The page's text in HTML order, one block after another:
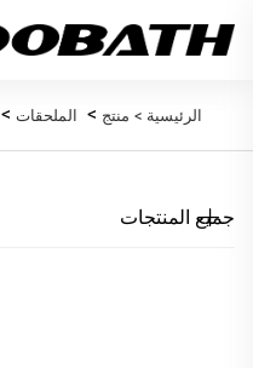
الرئيسية > منتج > الملحقات>
جميع المنتجات